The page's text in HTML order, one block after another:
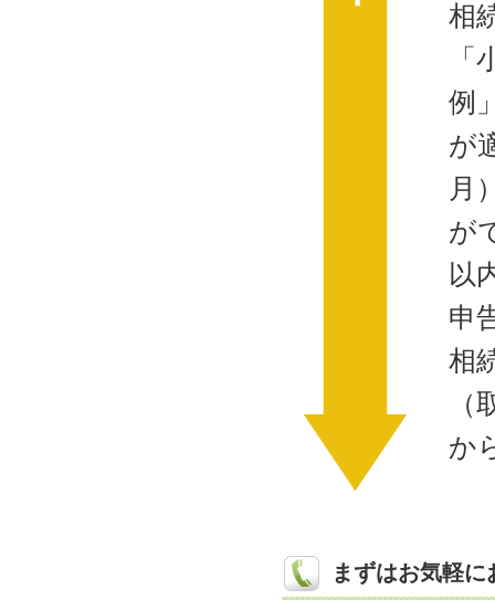
相
例
が
月
が
以
申
相
か
まずはお気軽